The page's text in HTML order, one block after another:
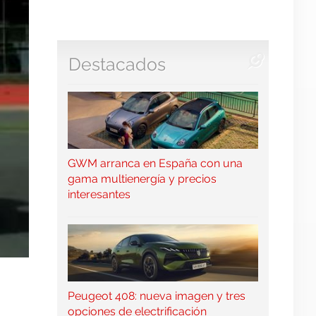
Destacados
GWM arranca en España con una
gama multienergía y precios
interesantes
Peugeot 408: nueva imagen y tres
opciones de electrificación